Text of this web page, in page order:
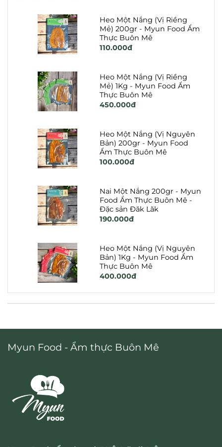
Heo Một Nắng (Vị Riềng
Mẻ) 200gr - Myun Food Ẩm
Thực Buôn Mê
110.000đ
Heo Một Nắng (Vị Riềng
Mẻ) 1Kg - Myun Food Ẩm
Thực Buôn Mê
450.000đ
Heo Một Nắng (Vị Nguyên
Bản) 200gr - Myun Food
Ẩm Thực Buôn Mê
100.000đ
Nai Một Nắng 200gr - Myun
Food Ẩm Thực Buôn Mê -
Đặc sản Đăk Lăk
190.000đ
Heo Một Nắng (Vị Nguyên
Bản) 1Kg - Myun Food Ẩm
Thực Buôn Mê
400.000đ
Myun Food - Ẩm thực Buôn Mê